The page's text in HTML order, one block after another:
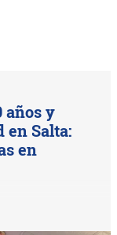
años y
en Salta:
en